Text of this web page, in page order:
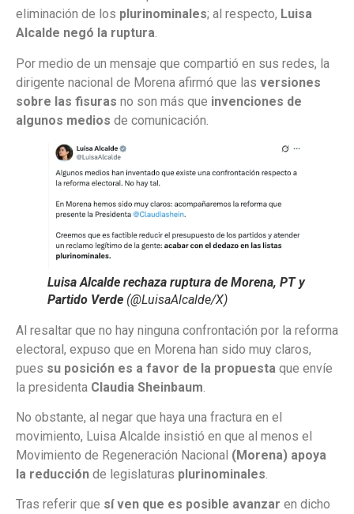
eliminación de los plurinominales; al respecto, Luisa
Alcalde negó la ruptura.
Por medio de un mensaje que compartió en sus redes, la
dirigente nacional de Morena afirmó que las versiones
sobre las fisuras no son más que invenciones de
algunos medios de comunicación.
Luisa Alcalde rechaza ruptura de Morena, PT y
Partido Verde (@LuisaAlcalde/X)
Al resaltar que no hay ninguna confrontación por la reforma
electoral, expuso que en Morena han sido muy claros,
pues su posición es a favor de la propuesta que envíe
la presidenta Claudia Sheinbaum
No obstante, al negar que haya una fractura en el
movimiento, Luisa Alcalde insistió en que al menos el
Movimiento de Regeneración Nacional (Morena) apoya
la reducción de legislaturas plurinominales.
Tras referir que sí ven que es posible avanzar en dicho